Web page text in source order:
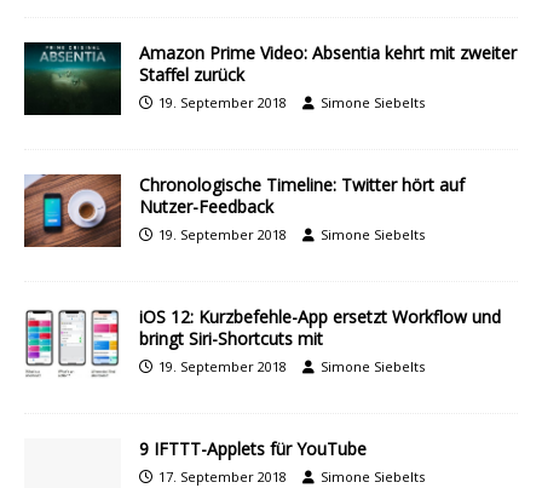
Amazon Prime Video: Absentia kehrt mit zweiter
Staffel zurück
19. September 2018 Simone Siebelts
Chronologische Timeline: Twitter hört auf
Nutzer-Feedback
19. September 2018 Simone Siebelts
iOS 12: Kurzbefehle-App ersetzt Workflow und
bringt Siri-Shortcuts mit
19. September 2018 Simone Siebelts
9 IFTTT-Applets für YouTube
17. September 2018 Simone Siebelts